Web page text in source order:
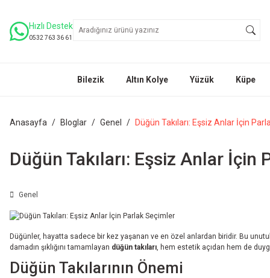
Hızlı Destek
0532 763 36 61
Bilezik Altın Kolye Yüzük Küpe
Anasayfa Bloglar Genel Düğün Takıları: Eşsiz Anlar İçin
Düğün Takıları: Eşsiz Anlar İçin
Genel
Düğünler, hayatta sadece bir kez yaşanan ve en özel anlardan biridir. Bu
damadın şıklığını tamamlayan düğün takıları, hem estetik açıdan hem de
Düğün Takılarının Önemi